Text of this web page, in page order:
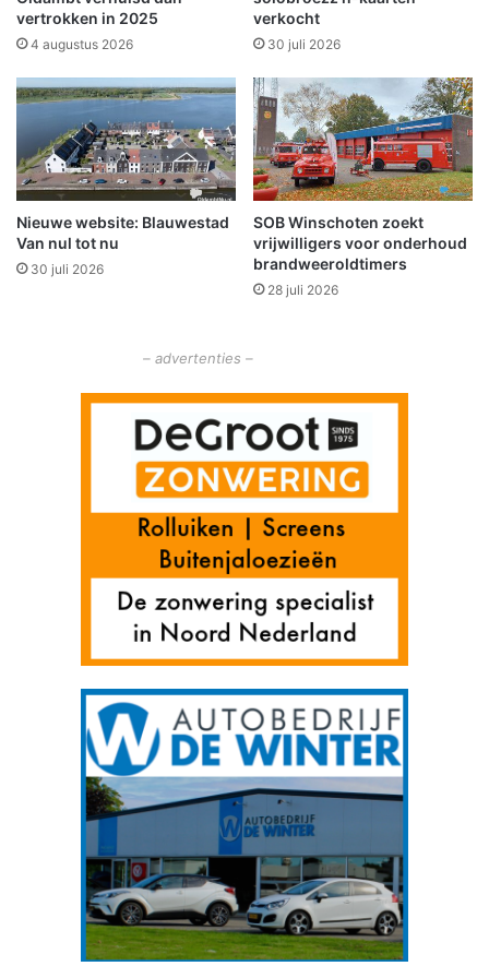
d
h
i
d
G
r
n
i
g
e
n
e
n
W
vertrokken in 2025
4 augustus 2026
verkocht
30 juli 2026
Nieuwe website: Blauwestad
Van nul tot nu
30 juli 2026
SOB Winschoten zoekt
vrijwilligers voor onderhoud
brandweeroldtimers
28 juli 2026
– advertenties –